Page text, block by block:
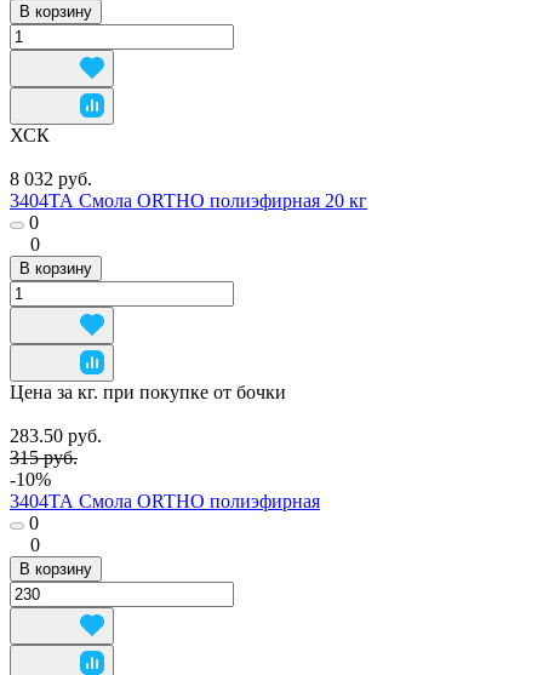
В корзину
ХСК
8 032 руб.
3404ТА Смола ORTHO полиэфирная 20 кг
0
0
В корзину
Цена за кг. при покупке от бочки
283.50 руб.
315 руб.
-10%
3404ТА Смола ORTHO полиэфирная
0
0
В корзину